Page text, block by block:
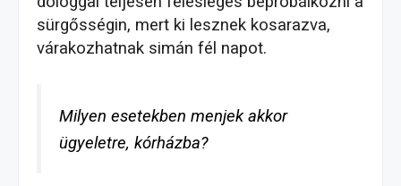
sürgősségin, mert ki lesznek kosarazva,
várakozhatnak simán fél napot.
Milyen esetekben menjek akkor
ügyeletre, kórházba?